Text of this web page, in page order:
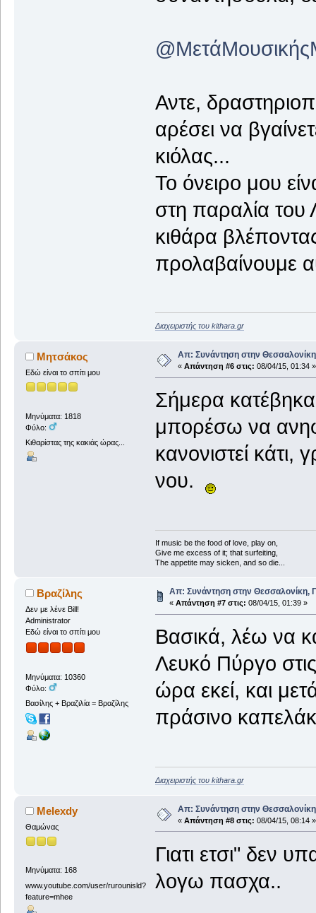
Αντε,
αρέσει να
κιόλας...
Το όνειρο μου
στη παραλία του
κιθάρα
προλαβαίνουμε
Διαχειριστής του kithara.gr
Μητσάκος
Εδώ είναι το σπίτι μου
Μηνύματα: 1818
Φύλο:
Κιθαρίστας της κακιάς ώρας...
Απ: Συνάντηση στην
« Απάντηση #6 στις: 08/04/15, 01:34 »
Σήμερα
μπορέσω να
κανονιστεί
νου.
If music be the food of love, play on,
Give me excess of it; that surfeiting,
The appetite may sicken, and so die...
Βραζίλης
Δεν με λένε Bill!
Administrator
Εδώ είναι το σπίτι μου
Μηνύματα: 10360
Φύλο:
Βασίλης + Βραζιλία = Βραζίλης
Απ: Συνάντηση στην Θεσσαλονίκη,
« Απάντηση #7 στις: 08/04/15, 01:39 »
Βασικά, λέω να
Λευκό Πύργο
ώρα εκεί, και
πράσινο
Διαχειριστής του kithara.gr
Μelexdy
Θαμώνας
Μηνύματα: 168
www.youtube.com/user/rurounisld?
feature=mhee
Απ: Συνάντηση στην
« Απάντηση #8 στις: 08/04/15, 08:14 »
Γιατι ετσι" δεν
λογω πασχα..